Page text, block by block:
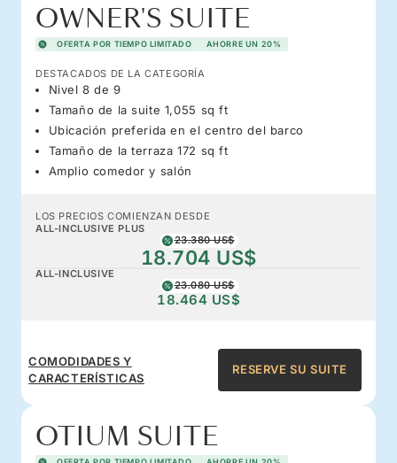
OWNER'S SUITE
OFERTA POR TIEMPO LIMITADO AHORRE UN 20%
DESTACADOS DE LA CATEGORÍA
Nivel 8 de 9
Tamaño de la suite 1,055 sq ft
Ubicación preferida en el centro del barco
Tamaño de la terraza 172 sq ft
Amplio comedor y salón
LOS PRECIOS COMIENZAN DESDE
ALL-INCLUSIVE PLUS
23.380 US$
18.704 US$
ALL-INCLUSIVE
23.080 US$
18.464 US$
COMODIDADES Y
CARACTERÍSTICAS
RESERVE SU SUITE
OTIUM SUITE